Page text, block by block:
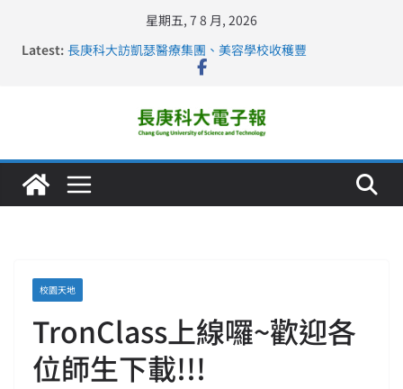
星期五, 7 8 月, 2026
Latest: 深化永續醫療 長庚科大攜菲、印頂尖大學跨國合作
長庚科大訪凱瑟醫療集團、美容學校收穫豐
跨海築夢 長庚科大赴美直擊健康平權與智慧照護實踐
長庚科大連四年穩居《遠見》醫學大學第5名 辦學實力再
校園天地
TronClass上線囉~歡迎各
位師生下載!!!